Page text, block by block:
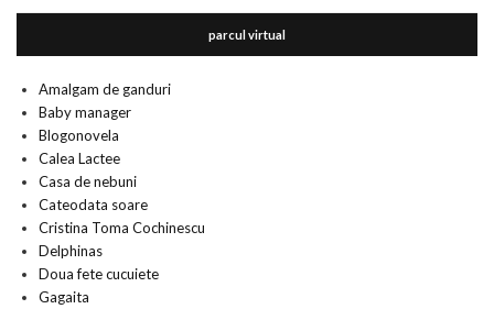
parcul virtual
Amalgam de ganduri
Baby manager
Blogonovela
Calea Lactee
Casa de nebuni
Cateodata soare
Cristina Toma Cochinescu
Delphinas
Doua fete cucuiete
Gagaita